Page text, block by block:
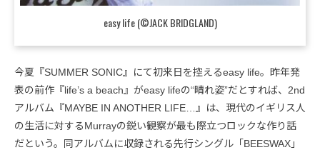
easy life (©JACK BRIDGLAND)
今夏『SUMMER SONIC』にて初来日を控えるeasy life。昨年発
表の前作『life’s a beach』がeasy lifeの“晴れ姿”だとすれば、2nd
アルバム『MAYBE IN ANOTHER LIFE…』は、現代のイギリス人
の生活に対するMurrayの鋭い観察が最も際立つロックな作り話
だという。同アルバムに収録される先行シングル「BEESWAX」